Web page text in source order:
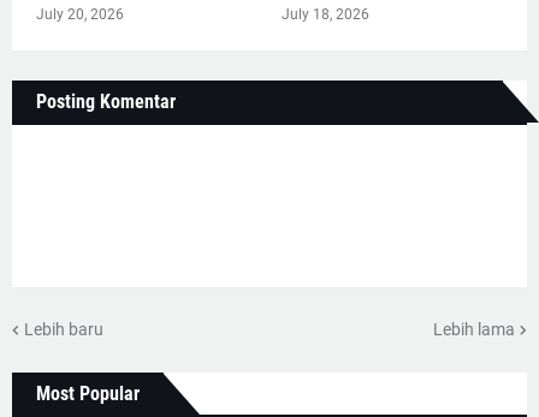
July 20, 2026 July 18, 2026
Posting Komentar
Lebih baru Lebih lama
Most Popular